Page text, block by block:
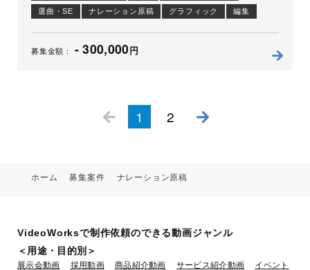
選曲・SE ナレーション原稿 グラフィック 編集
募集金額： - 300,000円
1 2
ホーム 募集案件 ナレーション原稿
VideoWorksで制作依頼のできる動画ジャンル
＜用途・目的別＞
展示会動画 採用動画 商品紹介動画 サービス紹介動画
イベント